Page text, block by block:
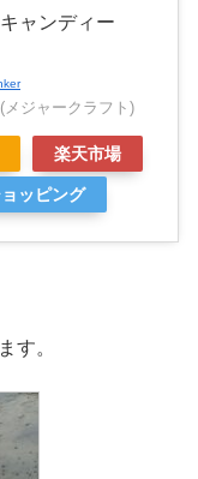
ャンディー
メジャークラフト)
楽天市場
ッピング
す。